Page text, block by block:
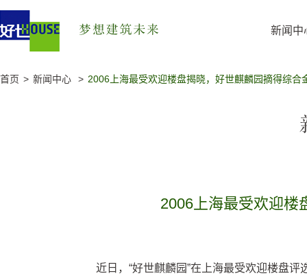
新闻中
首页 新闻中心 2006上海最受欢迎楼盘揭晓，好世麒麟园摘得综合
2006上海最受欢迎楼
近日，“好世麒麟园”在上海最受欢迎楼盘